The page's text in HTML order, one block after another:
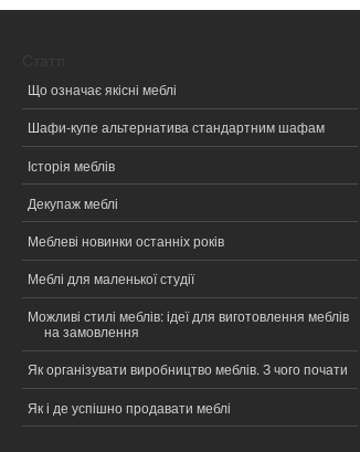
Що означає якісні меблі
Шафи-купе альтернатива стандартним шафам
Історія меблів
Декупаж меблі
Меблеві новинки останніх років
Меблі для маленької студії
Можливі стилі меблів: ідеї для виготовлення меблів
на замовлення
Як організувати виробництво меблів. З чого почати
Як і де успішно продавати меблі